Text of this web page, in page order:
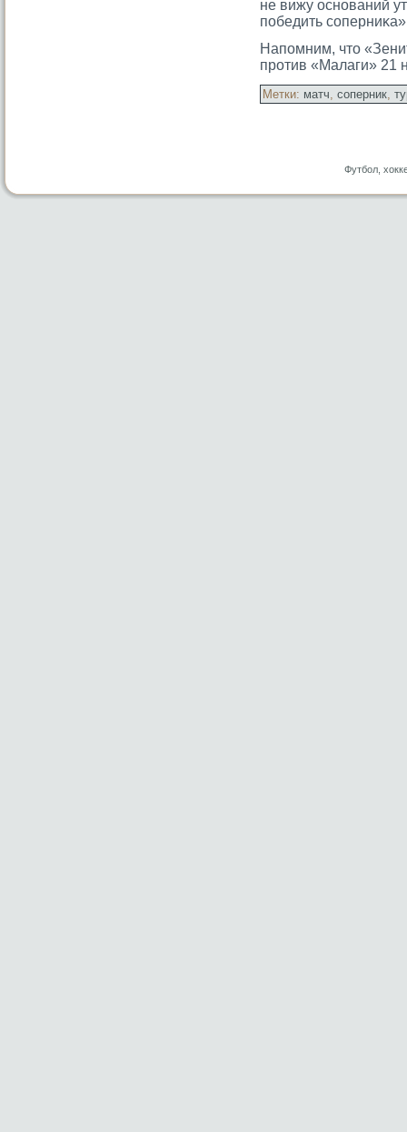
не вижу оснований
победить
Напомним, что
против «Малаги» 21
Метки: матч, соперник,
Футбол,